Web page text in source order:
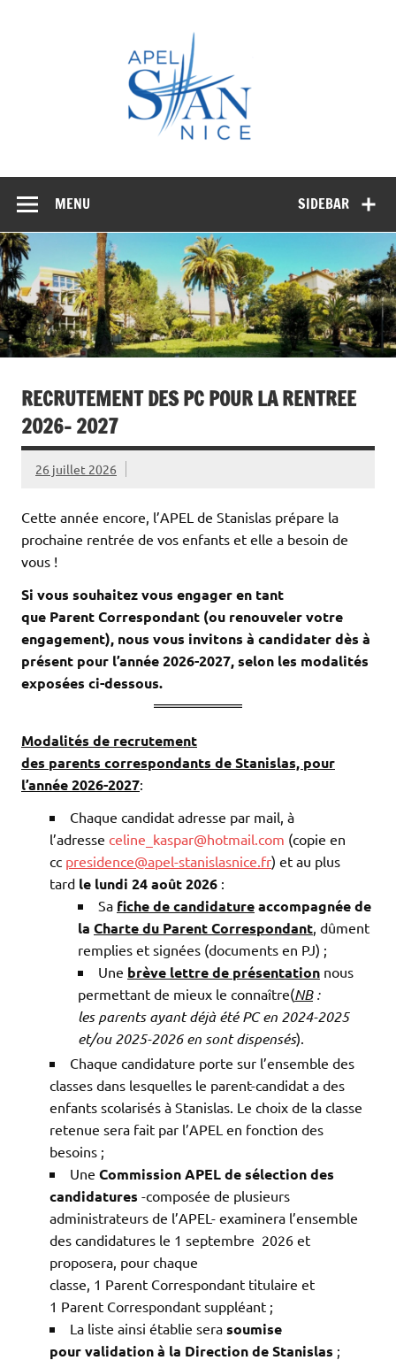
SIDEBAR
MENU
RECRUTEMENT DES PC POUR LA RENTREE
2026- 2027
26 juillet 2026
Cette année encore, l’APEL de Stanislas prépare la
prochaine rentrée de vos enfants et elle a besoin de
vous !
Si vous souhaitez vous engager en tant
que Parent Correspondant (ou renouveler votre
engagement), nous vous invitons à candidater dès à
présent pour l’année 2026-2027, selon les modalités
exposées ci-dessous.
Modalités de recrutement
des parents correspondants de Stanislas, pour
l’année 2026-2027:
Chaque candidat adresse par mail, à
l’adresse celine_kaspar@hotmail.com (copie en
cc presidence@apel-stanislasnice.fr) et au plus
tard le lundi 24 août 2026 :
Sa fiche de candidatureaccompagnée de
la Charte du Parent Correspondant, dûment
remplies et signées (documents en PJ) ;
Une brève lettre de présentation nous
permettant de mieux le connaître(NB:
les parents ayant déjà été PC en 2024-2025
et/ou 2025-2026 en sont dispensés).
Chaque candidature porte sur l’ensemble des
classes dans lesquelles le parent-candidat a des
enfants scolarisés à Stanislas. Le choix de la classe
retenue sera fait par l’APEL en fonction des
besoins ;
Une Commission APEL de sélection des
candidatures -composée de plusieurs
administrateurs de l’APEL- examinera l’ensemble
des candidatures le 1 septembre 2026 et
proposera, pour chaque
classe, 1 Parent Correspondant titulaire et
1 Parent Correspondant suppléant ;
La liste ainsi établie sera soumise
pourvalidation à la Direction de Stanislas ;